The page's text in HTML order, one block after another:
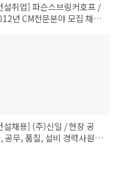
설취업] 파슨스브링커호프 /
년 CM전문분야 모집 채용
설채용] (주)신일 / 현장 공
공무, 품질, 설비 경력사원 모